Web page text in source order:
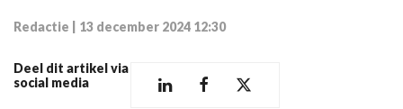
Redactie 13 december 2024 12:30
Deel dit artikel via
social media